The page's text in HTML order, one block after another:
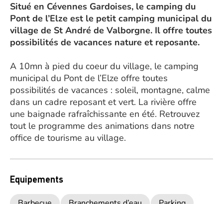
Situé en Cévennes Gardoises, le camping du
Pont de l’Elze est le petit camping municipal du
village de St André de Valborgne. Il offre toutes
possibilités de vacances nature et reposante.
A 10mn à pied du coeur du village, le camping
municipal du Pont de l’Elze offre toutes
possibilités de vacances : soleil, montagne, calme
dans un cadre reposant et vert. La rivière offre
une baignade rafraîchissante en été. Retrouvez
tout le programme des animations dans notre
office de tourisme au village.
Equipements